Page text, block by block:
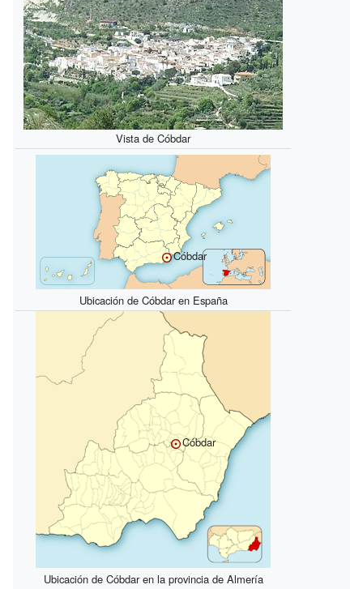
Vista de Cóbdar
Cóbdar
Ubicación de Cóbdar en España
Cóbdar
Ubicación de Cóbdar en la provincia de Almería